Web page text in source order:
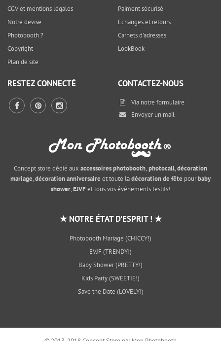
CGV et mentions légales
Notre devise
Photobooth ?
Copyright
Plan de site
Paiment sécurisé
Echanges et retours
Carnets d'adresses
LookBook
RESTEZ CONNECTÉ CONTACTEZ-NOUS
Via notre formulaire
Envoyer un mail
Concept store dédié aux accessoires photobooth, photocall,décoration
mariage,décoration anniversaire et toute ladécoration de fête pourbaby
shower,EJVFet tous vos événements festifs!
★ NOTRE ÉTAT D'ESPRIT ! ★
Photobooth Mariage (CHICCY!)
EVJF (TRENDY!)
Baby Shower (PRETTY!)
Kids Party (SWEETIE!)
Save the Date (LOVELY!)